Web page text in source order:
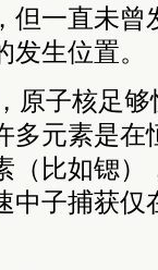
但一直未曾
生位置。
原子核足
多元素是在
（比如锶）
中子捕获仅